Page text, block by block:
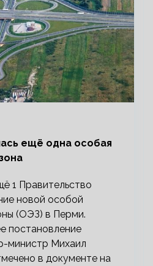
ещё одна особая
1 Правительство
новой особой
(ОЭЗ) в Перми.
постановление
министр Михаил
в документе на